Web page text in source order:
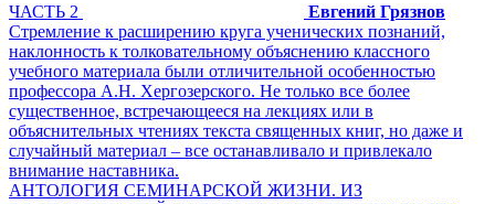
ЧАСТЬ 2
Евгений Грязнов
Стремление к расширению круга ученических познаний,
наклонность к толковательному объяснению классного
учебного материала были отличительной особенностью
профессора А.Н. Хергозерского. Не только все более
существенное, встречающееся на лекциях или в
объяснительных чтениях текста священных книг, но даже и
случайный материал – все останавливало и привлекало
внимание наставника.
АНТОЛОГИЯ СЕМИНАРСКОЙ ЖИЗНИ. ИЗ